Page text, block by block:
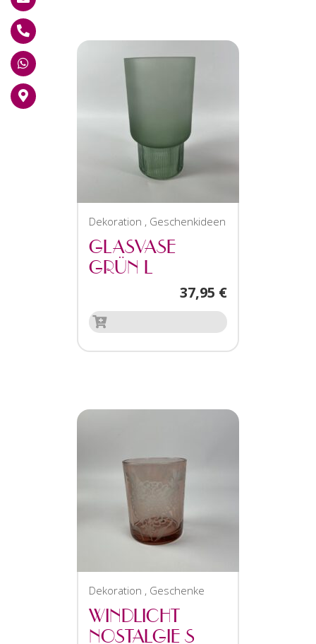
Dekoration , Geschenkideen
GLASVASE
GRÜN L
37,95 €
Dekoration , Geschenke
WINDLICHT
NOSTALGIE S